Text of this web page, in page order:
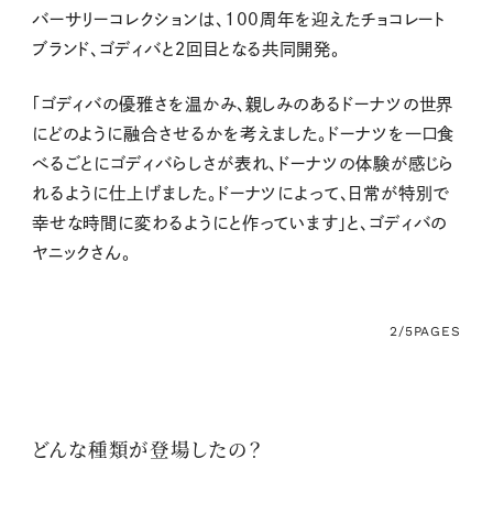
バーサリーコレクションは、100周年を迎えたチョコレート
ブランド、ゴディバと２回目となる共同開発。
「ゴディバの優雅さを温かみ、親しみのあるドーナツの世界
にどのように融合させるかを考えました。ドーナツを一口食
べるごとにゴディバらしさが表れ、ドーナツの体験が感じら
れるように仕上げました。ドーナツによって、日常が特別で
幸せな時間に変わるようにと作っています」と、ゴディバの
ヤニックさん。
2/5PAGES
どんな種類が登場したの？